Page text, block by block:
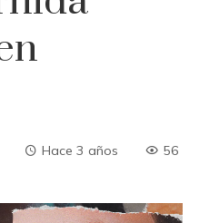
Hace 3 años 56